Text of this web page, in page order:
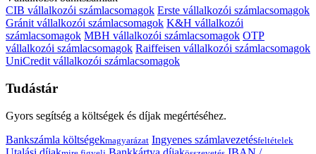
CIB vállalkozói számlacsomagok Erste vállalkozói számlacsomagok
Gránit vállalkozói számlacsomagok K&H vállalkozói
számlacsomagok MBH vállalkozói számlacsomagok OTP
vállalkozói számlacsomagok Raiffeisen vállalkozói számlacsomagok
UniCredit vállalkozói számlacsomagok
Tudástár
Gyors segítség a költségek és díjak megértéséhez.
Bankszámla költségekmagyarázat Ingyenes számlavezetésfeltételek